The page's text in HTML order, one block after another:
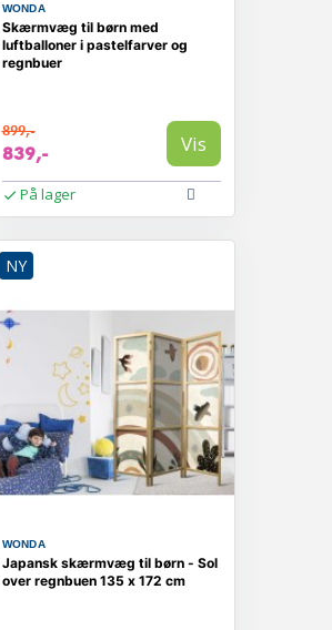
WONDA
Skærmvæg til børn med
luftballoner i pastelfarver og
regnbuer
899,-
839,- Vis
På lager
NY
WONDA
Japansk skærmvæg til børn - Sol
over regnbuen 135 x 172 cm